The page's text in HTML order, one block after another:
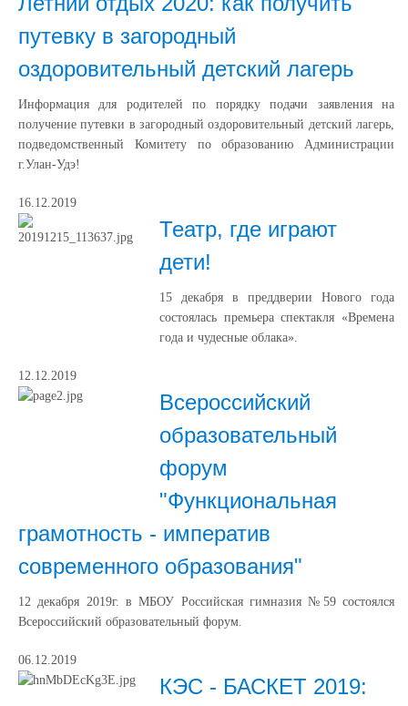
путевку в загородный
оздоровительный детский лагерь
Информация для родителей по порядку подачи заявления на
получение путевки в загородный оздоровительный детский лагерь,
подведомственный Комитету по образованию Администрации
г.Улан-Удэ!
16.12.2019
Театр, где играют
дети!
15 декабря в преддверии Нового года
состоялась премьера спектакля «Времена
года и чудесные облака».
12.12.2019
Всероссийский
образовательный
форум
"Функциональная
грамотность - императив
современного образования"
12 декабря 2019г. в МБОУ Российская гимназия №59 состоялся
Всероссийский образовательный форум.
06.12.2019
КЭС - БАСКЕТ 2019: